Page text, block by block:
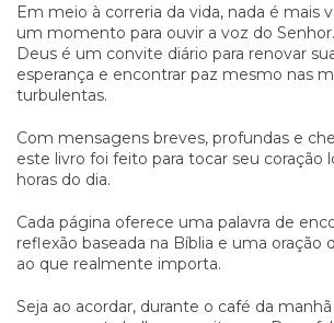
Em meio à correria da vida, nada é mais
um momento para ouvir a voz do
Deus é um convite diário para renovar
esperança e encontrar paz mesmo nas
turbulentas.
Com mensagens breves, profundas e
este livro foi feito para tocar seu coração
horas do dia.
Cada página oferece uma palavra de
reflexão baseada na Bíblia e uma oração
ao que realmente importa.
Seja ao acordar, durante o café da